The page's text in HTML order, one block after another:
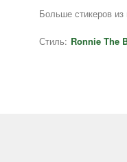
Больше стикеров из
Стиль: Ronnie The